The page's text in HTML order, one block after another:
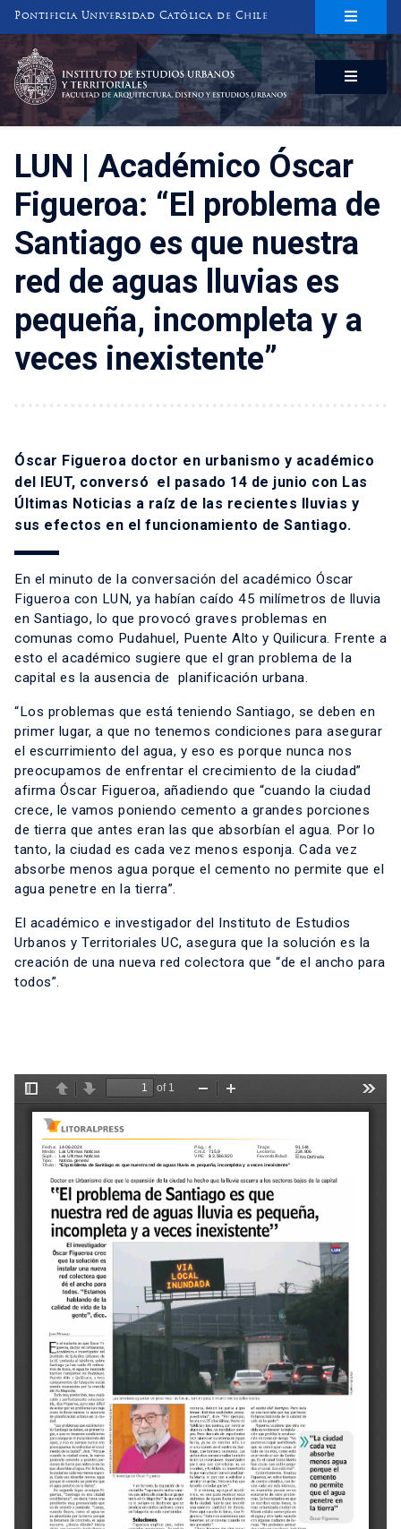
Pontificia Universidad Católica de Chile
INSTITUTO DE ESTUDIOS URBANOS
Y TERRITORIALES
FACULTAD DE ARQUITECTURA, DISEÑO Y ESTUDIOS URBANOS
LUN | Académico Óscar
Figueroa: “El problema de
Santiago es que nuestra
red de aguas lluvias es
pequeña, incompleta y a
veces inexistente”
Óscar Figueroa doctor en urbanismo y académico
del IEUT, conversó el pasado 14 de junio con Las
Últimas Noticias a raíz de las recientes lluvias y
sus efectos en el funcionamiento de Santiago.
En el minuto de la conversación del académico Óscar
Figueroa con LUN, ya habían caído 45 milímetros de lluvia
en Santiago, lo que provocó graves problemas en
comunas como Pudahuel, Puente Alto y Quilicura. Frente a
esto el académico sugiere que el gran problema de la
capital es la ausencia de planificación urbana.
“Los problemas que está teniendo Santiago, se deben en
primer lugar, a que no tenemos condiciones para asegurar
el escurrimiento del agua, y eso es porque nunca nos
preocupamos de enfrentar el crecimiento de la ciudad”
afirma Óscar Figueroa, añadiendo que “cuando la ciudad
crece, le vamos poniendo cemento a grandes porciones
de tierra que antes eran las que absorbían el agua. Por lo
tanto, la ciudad es cada vez menos esponja. Cada vez
absorbe menos agua porque el cemento no permite que el
agua penetre en la tierra”.
El académico e investigador del Instituto de Estudios
Urbanos y Territoriales UC, asegura que la solución es la
creación de una nueva red colectora que “de el ancho para
todos”.